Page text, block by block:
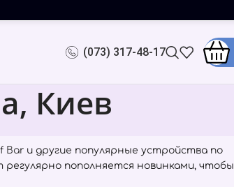
(073) 317-48-17
Киев
Bar и другие популярные устройства по
пополняется новинками, чтобы